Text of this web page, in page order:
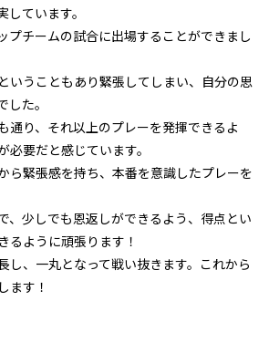
ています。
プチームの試合に出場することができまし
いうこともあり緊張してしまい、自分の思
た。
通り、それ以上のプレーを発揮できるよ
必要だと感じています。
ら緊張感を持ち、本番を意識したプレーを
、少しでも恩返しができるよう、得点とい
るように頑張ります！
し、一丸となって戦い抜きます。これから
ます！